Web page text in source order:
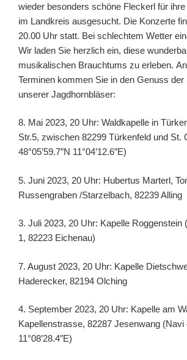
wieder besonders schöne Fleckerl für
im Landkreis ausgesucht. Die Konzerte
20.00 Uhr statt. Bei schlechtem Wetter
Wir laden Sie herzlich ein, diese
musikalischen Brauchtums zu erleben.
Terminen kommen Sie in den Genuss der
unserer Jagdhornbläser:
8. Mai 2023, 20 Uhr: Waldkapelle in
Str.5, zwischen 82299 Türkenfeld und St.
48°05’59.7″N 11°04’12.6″E)
5. Juni 2023, 20 Uhr: Hubertus Marterl,
Russengraben /Starzelbach, 82239 Alling
3. Juli 2023, 20 Uhr: Kapelle Roggenstein
1, 82223 Eichenau)
7. August 2023, 20 Uhr: Kapelle
Haderecker, 82194 Olching
4. September 2023, 20 Uhr: Kapelle am
Kapellenstrasse, 82287 Jesenwang (Navi
11°08’28.4″E)